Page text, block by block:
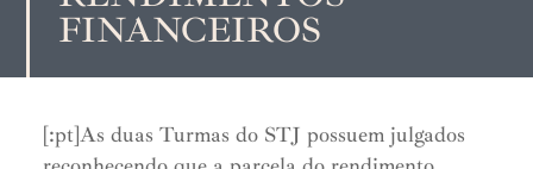
FINANCEIROS
[:pt]As duas Turmas do STJ possuem julgados